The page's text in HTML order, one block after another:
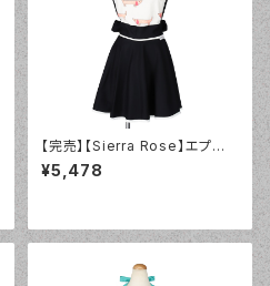
【完売】【Sierra Rose】エプロ
ン ドッグブラック シングル ヴィ
ンテージ
¥5,478